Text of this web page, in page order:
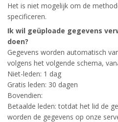
Het is niet mogelijk om de
specificeren.
Ik wil geüploade gegevens
doen?
Gegevens worden automatisch
volgens het volgende schema,
Niet-leden: 1 dag
Gratis leden: 30 dagen
Bovendien:
Betaalde leden: totdat het lid de
worden de gegevens op onze